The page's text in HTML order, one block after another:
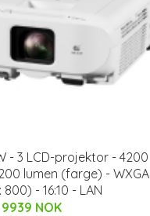
- 3 LCD-projektor - 4200
lumen (farge) - WXGA
800) - 16:10 - LAN
9939 NOK